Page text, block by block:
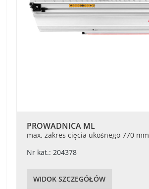
PROWADNICA ML
max. zakres cięcia ukośnego 770 mm
Nr kat.: 204378
WIDOK SZCZEGÓŁÓW